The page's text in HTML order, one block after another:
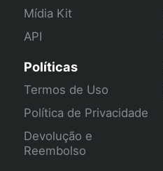
Mídia Kit
API
Políticas
Termos de Uso
Política de Privacidade
Devolução e
Reembolso